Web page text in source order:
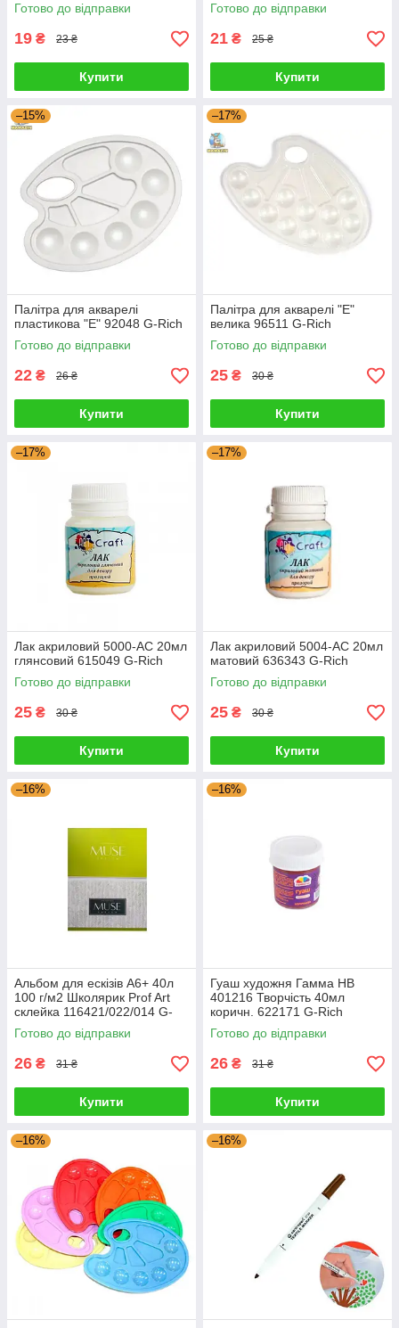
Готово до відправки
19 ₴ 23 ₴
Купити
Готово до відправки
21 ₴ 25 ₴
Купити
–15%
Палітра для акварелі
пластикова "Е" 92048 G-Rich
Готово до відправки
22 ₴ 26 ₴
Купити
–17%
Палітра для акварелі "Е"
велика 96511 G-Rich
Готово до відправки
25 ₴ 30 ₴
Купити
–17%
Лак акриловий 5000-АС 20мл
глянсовий 615049 G-Rich
Готово до відправки
25 ₴ 30 ₴
Купити
–17%
Лак акриловий 5004-АС 20мл
матовий 636343 G-Rich
Готово до відправки
25 ₴ 30 ₴
Купити
–16%
Альбом для ескізів А6+ 40л
100 г/м2 Школярик Prof Art
склейка 116421/022/014 G-
Rich
Готово до відправки
26 ₴ 31 ₴
Купити
–16%
Гуаш художня Гамма НВ
401216 Творчість 40мл
коричн. 622171 G-Rich
Готово до відправки
26 ₴ 31 ₴
Купити
–16% –16%